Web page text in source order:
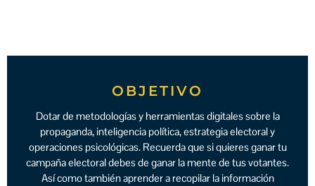
OBJETIVO
Dotar de metodologías y herramientas digitales sobre la
propaganda, inteligencia política, estrategia electoral y
operaciones psicológicas. Recuerda que si quieres ganar tu
campaña electoral debes de ganar la mente de tus votantes.
Así como también aprender a recopilar la información